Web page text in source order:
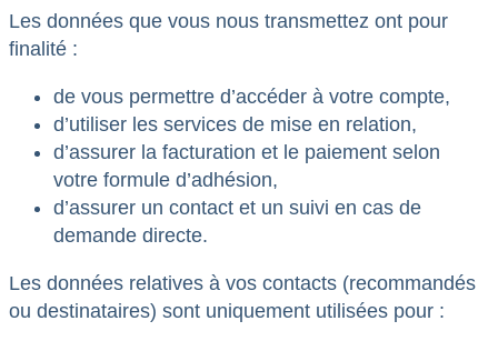
Les données que vous nous transmettez ont pour
finalité :
de vous permettre d’accéder à votre compte,
d’utiliser les services de mise en relation,
d’assurer la facturation et le paiement selon
votre formule d’adhésion,
d’assurer un contact et un suivi en cas de
demande directe.
Les données relatives à vos contacts (recommandés
ou destinataires) sont uniquement utilisées pour :